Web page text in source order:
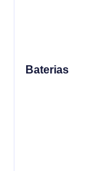
Baterias